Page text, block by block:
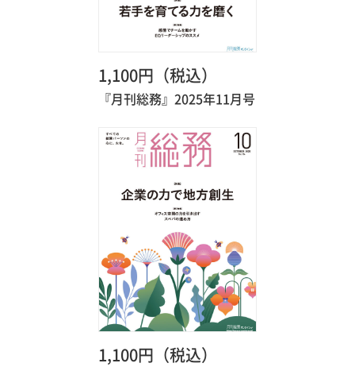
1,100円（税込）
『月刊総務』2025年11月号
1,100円（税込）